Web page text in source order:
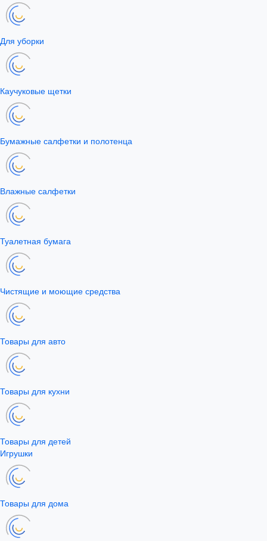
Для уборки
Каучуковые щетки
Бумажные салфетки и полотенца
Влажные салфетки
Туалетная бумага
Чистящие и моющие средства
Товары для авто
Товары для кухни
Товары для детей
Игрушки
Товары для дома